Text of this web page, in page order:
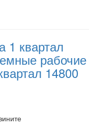
1 квартал
рабочие
14800